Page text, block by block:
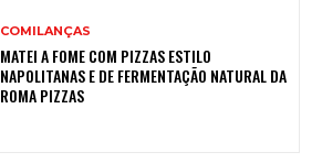
COMILANÇAS
MATEI A FOME COM PIZZAS ESTILO
NAPOLITANAS E DE FERMENTAÇÃO NATURAL DA
ROMA PIZZAS